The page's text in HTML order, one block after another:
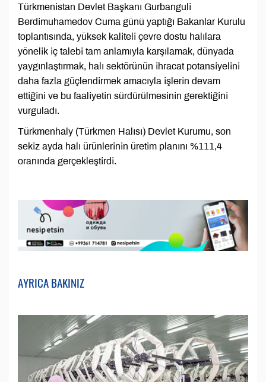
Türkmenistan Devlet Başkanı Gurbanguli
Berdimuhamedov Cuma günü yaptığı Bakanlar Kurulu
toplantısında, yüksek kaliteli çevre dostu halılara
yönelik iç talebi tam anlamıyla karşılamak, dünyada
yaygınlaştırmak, halı sektörünün ihracat potansiyelini
daha fazla güçlendirmek amacıyla işlerin devam
ettiğini ve bu faaliyetin sürdürülmesinin gerektiğini
vurguladı.
Türkmenhaly (Türkmen Halısı) Devlet Kurumu, son
sekiz ayda halı ürünlerinin üretim planını %111,4
oranında gerçekleştirdi.
AYRICA BAKINIZ